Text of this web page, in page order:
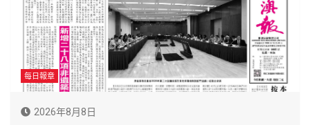
每日報章
2026年8月8日